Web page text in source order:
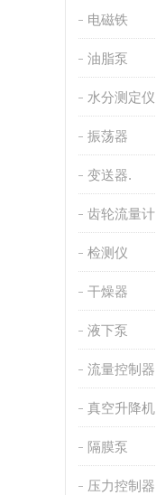
电磁铁
油脂泵
水分测定仪
振荡器
变送器.
齿轮流量计
检测仪
干燥器
液下泵
流量控制器
真空升降机
隔膜泵
压力控制器